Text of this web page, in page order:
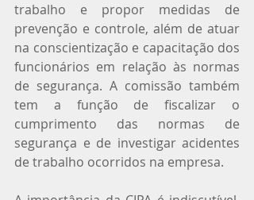
trabalho e propor medidas de
prevenção e controle, além de atuar
na conscientização e capacitação dos
funcionários em relação às normas
de segurança. A comissão também
tem a função de fiscalizar o
cumprimento das normas de
segurança e de investigar acidentes
de trabalho ocorridos na empresa.